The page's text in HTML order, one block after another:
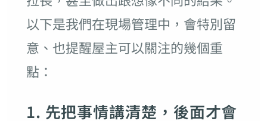
以下是我們在現場管理中，會特別留
意、也提醒屋主可以關注的幾個重
點：
1. 先把事情講清楚，後面才會